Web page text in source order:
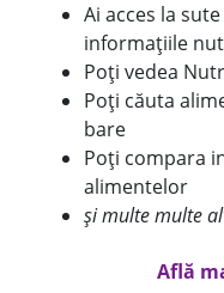
Ai acces la
informațiile
Poți vedea
Poți căuta
bare
Poți compara
alimentelor
și multe multe
Află